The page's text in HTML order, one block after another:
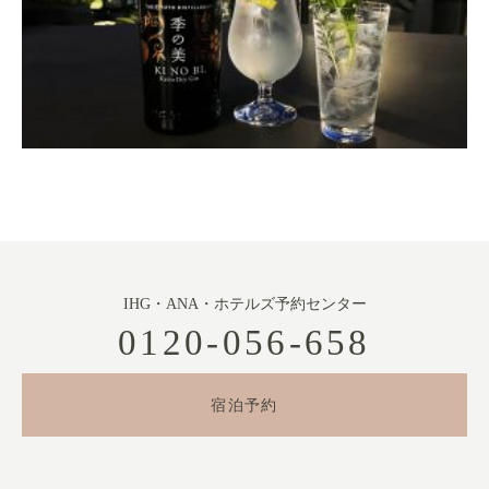
IHG・ANA・ホテルズ予約センター
0120-056-658
宿泊予約